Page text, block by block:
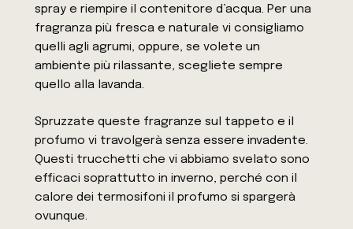
spray e riempire il contenitore d’acqua. Per una
fragranza più fresca e naturale vi consigliamo
quelli agli agrumi, oppure, se volete un
ambiente più rilassante, scegliete sempre
quello alla lavanda.
Spruzzate queste fragranze sul tappeto e il
profumo vi travolgerà senza essere invadente.
Questi trucchetti che vi abbiamo svelato sono
efficaci soprattutto in inverno, perché con il
calore dei termosifoni il profumo si spargerà
ovunque.